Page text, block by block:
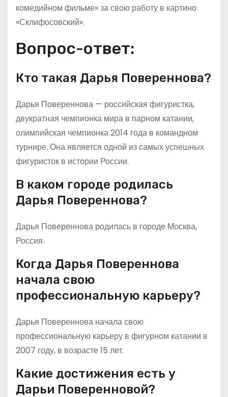
комедийном фильме» за свою работу в картино
«Склифосовский».
Вопрос-ответ:
Кто такая Дарья Повереннова?
Дарья Повереннова — российская фигуристка,
двукратная чемпионка мира в парном катании,
олимпийская чемпионка 2014 года в командном
турнире. Она является одной из самых успешных
фигуристок в истории России.
В каком городе родилась
Дарья Повереннова?
Дарья Повереннова родилась в городе Москва,
Россия.
Когда Дарья Повереннова
начала свою
профессиональную карьеру?
Дарья Повереннова начала свою
профессиональную карьеру в фигурном катании в
2007 году, в возрасте 15 лет.
Какие достижения есть у
Дарьи Поверенновой?